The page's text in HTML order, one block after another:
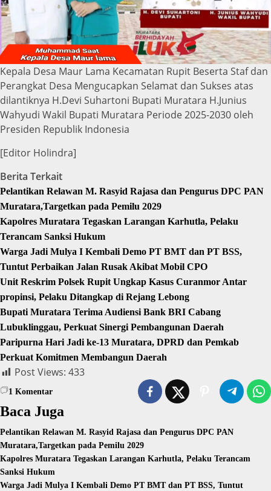
Kepala Desa Maur Lama Kecamatan Rupit Beserta Staf dan
Perangkat Desa Mengucapkan Selamat dan Sukses atas
dilantiknya H.Devi Suhartoni Bupati Muratara H.Junius
Wahyudi Wakil Bupati Muratara Periode 2025-2030 oleh
Presiden Republik Indonesia
[Editor Holindra]
Berita Terkait
Pelantikan Relawan M. Rasyid Rajasa dan Pengurus DPC PAN
Muratara,Targetkan pada Pemilu 2029
Kapolres Muratara Tegaskan Larangan Karhutla, Pelaku
Terancam Sanksi Hukum
Warga Jadi Mulya I Kembali Demo PT BMT dan PT BSS,
Tuntut Perbaikan Jalan Rusak Akibat Mobil CPO
Unit Reskrim Polsek Rupit Ungkap Kasus Curanmor Antar
propinsi, Pelaku Ditangkap di Rejang Lebong
Bupati Muratara Terima Audiensi Bank BRI Cabang
Lubuklinggau, Perkuat Sinergi Pembangunan Daerah
Paripurna Hari Jadi ke-13 Muratara, DPRD dan Pemkab
Perkuat Komitmen Membangun Daerah
Post Views: 433
1 Komentar
Baca Juga
Pelantikan Relawan M. Rasyid Rajasa dan Pengurus DPC PAN
Muratara,Targetkan pada Pemilu 2029
Kapolres Muratara Tegaskan Larangan Karhutla, Pelaku Terancam
Sanksi Hukum
Warga Jadi Mulya I Kembali Demo PT BMT dan PT BSS, Tuntut